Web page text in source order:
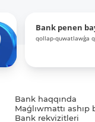
Bank penen
qollap-quwatlawǵa
Bank haqqında
Maǵlıwmattı ashıp
Bank rekvizitleri